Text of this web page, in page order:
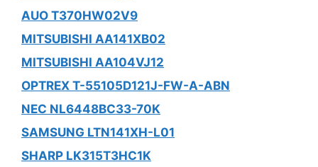
AUO T370HW02V9
MITSUBISHI AA141XB02
MITSUBISHI AA104VJ12
OPTREX T-55105D121J-FW-A-ABN
NEC NL6448BC33-70K
SAMSUNG LTN141XH-L01
SHARP LK315T3HC1K